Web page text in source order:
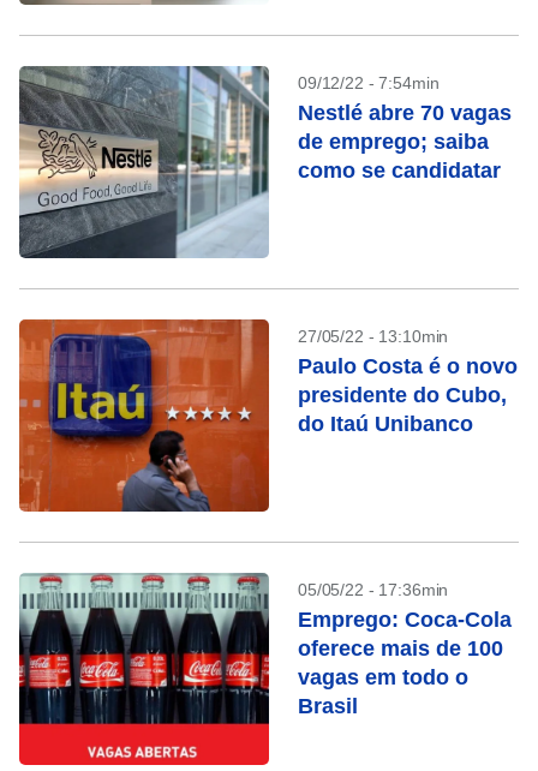
09/12/22 - 7:54min
Nestlé abre 70 vagas
de emprego; saiba
como se candidatar
27/05/22 - 13:10min
Paulo Costa é o novo
presidente do Cubo,
do Itaú Unibanco
05/05/22 - 17:36min
Emprego: Coca-Cola
oferece mais de 100
vagas em todo o
Brasil